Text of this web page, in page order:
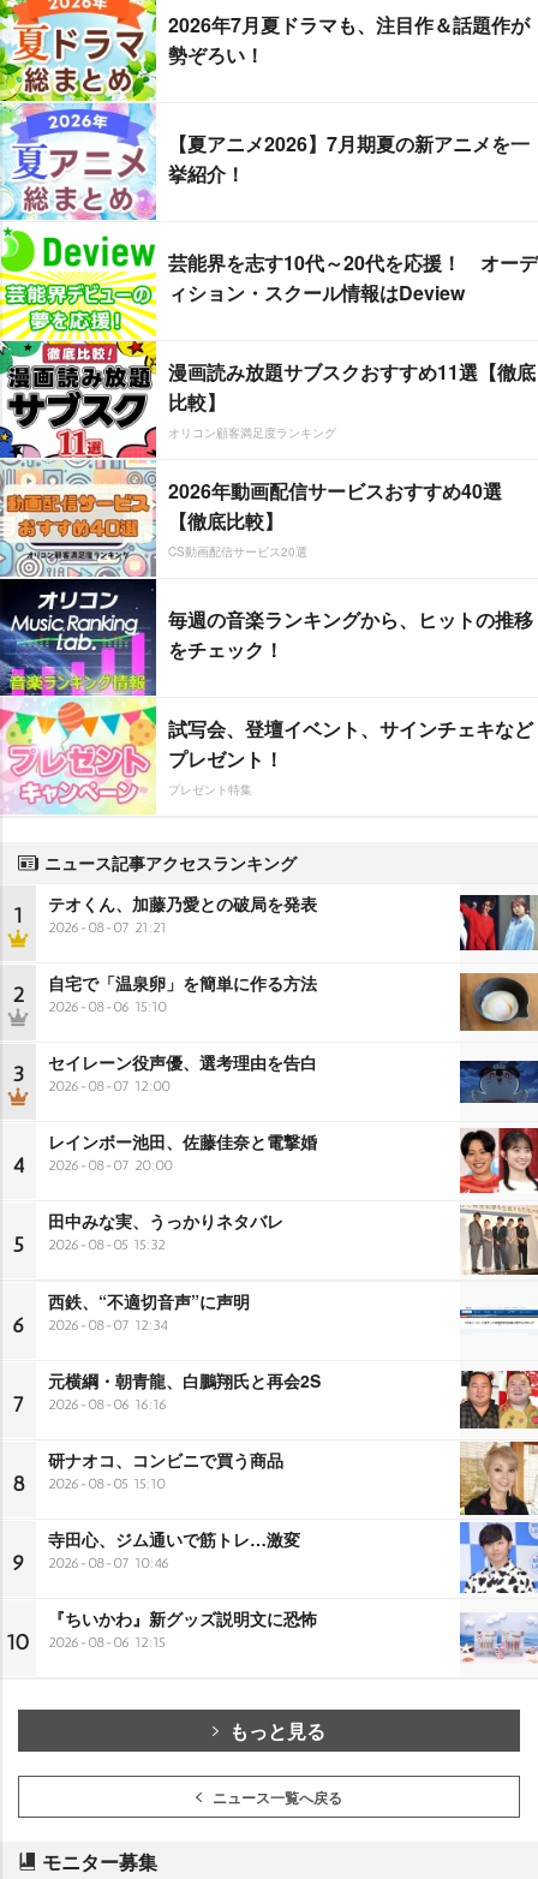
2026年7月夏ドラマも、注目作＆話題作が
勢ぞろい！
【夏アニメ2026】7月期夏の新アニメを一
挙紹介！
芸能界を志す10代～20代を応援！ オーデ
ィション・スクール情報はDeview
漫画読み放題サブスクおすすめ11選【徹底
比較】
オリコン顧客満足度ランキング
2026年動画配信サービスおすすめ40選
【徹底比較】
CS動画配信サービス20選
毎週の音楽ランキングから、ヒットの推移
をチェック！
試写会、登壇イベント、サインチェキなど
プレゼント！
プレゼント特集
ニュース記事アクセスランキング
1 テオくん、加藤乃愛との破局を発表
2026-08-07 21:21
2 自宅で「温泉卵」を簡単に作る方法
2026-08-06 15:10
3 セイレーン役声優、選考理由を告白
2026-08-07 12:00
4
レインボー池田、佐藤佳奈と電撃婚
2026-08-07 20:00
5
田中みな実、うっかりネタバレ
2026-08-05 15:32
6
西鉄、“不適切音声”に声明
2026-08-07 12:34
7
元横綱・朝青龍、白鵬翔氏と再会2S
2026-08-06 16:16
8
研ナオコ、コンビニで買う商品
2026-08-05 15:10
9
寺田心、ジム通いで筋トレ…激変
2026-08-07 10:46
10
『ちいかわ』新グッズ説明文に恐怖
2026-08-06 12:15
もっと見る
ニュース一覧へ戻る
モニター募集